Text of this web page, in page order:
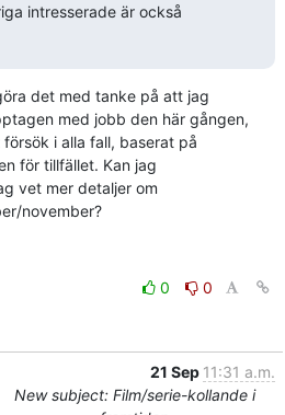
intresserade är också
det med tanke på att jag
med jobb den här gången,
i alla fall, baserat på
för tillfället. Kan jag
vet mer detaljer om
november?
0
0
21 Sep 11:31 a.m.
New subject: Film/serie-kollande i